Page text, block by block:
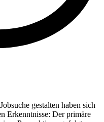
gestalten haben sich
Erkenntnisse: Der primäre